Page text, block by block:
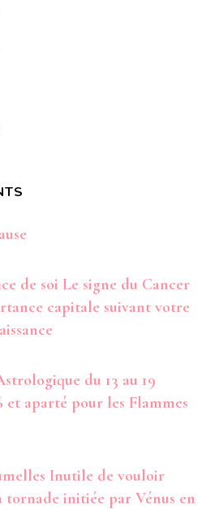
de soi Le signe du Cancer
capitale suivant votre
du 13 au 19
et aparté pour les Flammes
Inutile de vouloir
tornade initiée par Vénus en